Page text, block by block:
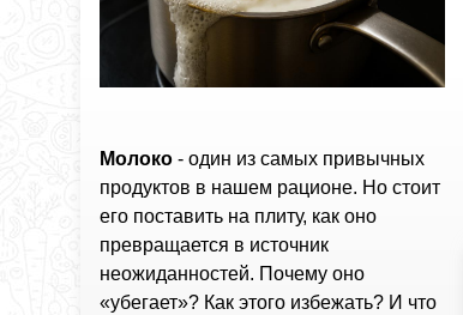
Молоко - один из самых привычных
продуктов в нашем рационе. Но стоит
его поставить на плиту, как оно
превращается в источник
неожиданностей. Почему оно
«убегает»? Как этого избежать? И что